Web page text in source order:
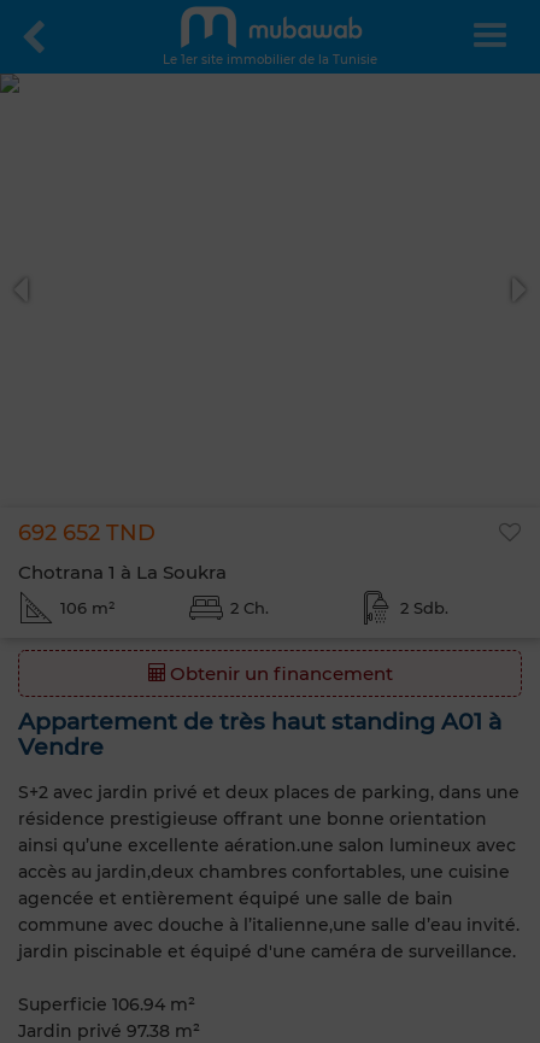
Le 1er site immobilier de la Tunisie
692 652 TND
Chotrana 1 à La Soukra
106 m² 2 Ch. 2 Sdb.
Obtenir un financement
Appartement de très haut standing A01 à
Vendre
S+2 avec jardin privé et deux places de parking, dans une
résidence prestigieuse offrant une bonne orientation
ainsi qu’une excellente aération.une salon lumineux avec
accès au jardin,deux chambres confortables, une cuisine
agencée et entièrement équipé une salle de bain
commune avec douche à l’italienne,une salle d’eau invité.
jardin piscinable et équipé d'une caméra de surveillance.
Superficie 106.94 m²
Jardin privé 97.38 m²